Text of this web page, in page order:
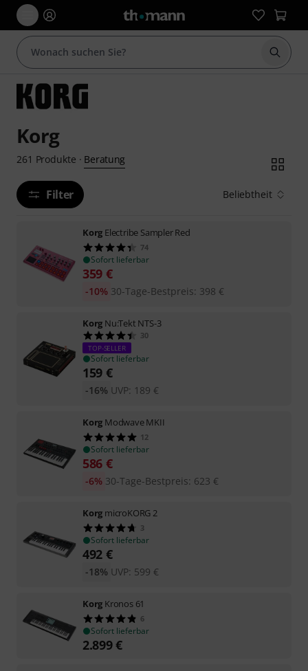
Suche
Korg
261 Produkte · Beratung
Filter Beliebtheit
Korg Electribe Sampler Red
74
Sofort lieferbar
359 €
30-Tage-Bestpreis: 398 €
-10%
Korg Nu:Tekt NTS-3
30
TOP-SELLER
Sofort lieferbar
159 €
UVP: 189 €
-16%
Korg Modwave MKII
12
Sofort lieferbar
586 €
30-Tage-Bestpreis: 623 €
-6%
Korg microKORG 2
3
Sofort lieferbar
492 €
UVP: 599 €
-18%
Korg Kronos 61
6
Sofort lieferbar
2.899€